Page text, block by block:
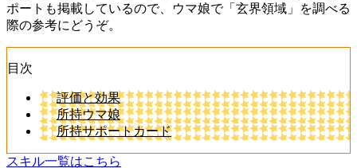
ポートも掲載しているので、ウマ娘で「玄界領域」を調べる
際の参考にどうぞ。
目次
評価と効果
所持ウマ娘
所持サポートカード
スキル一覧はこちら